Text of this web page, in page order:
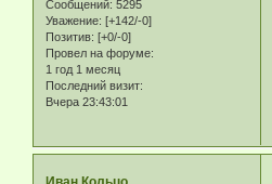
Сообщений: 5295
Уважение: [+142/-0]
Позитив: [+0/-0]
Провел на форуме:
1 год 1 месяц
Последний визит:
Вчера 23:43:01